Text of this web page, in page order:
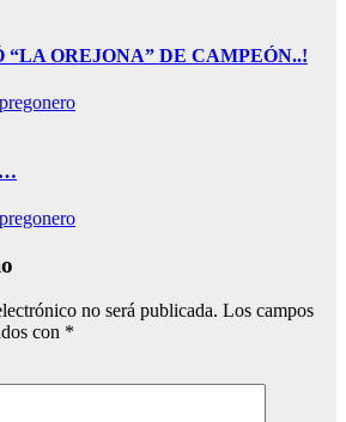
“LA OREJONA” DE CAMPEÓN..!
no será publicada. Los campos
con *